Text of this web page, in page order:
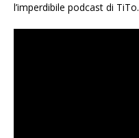
l’imperdibile podcast di TiTo.